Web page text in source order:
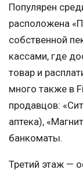
Популярен
расположена
собственной
кассами, где
товар и
много также в
продавцов:
аптека),
банкоматы.
Третий этаж —